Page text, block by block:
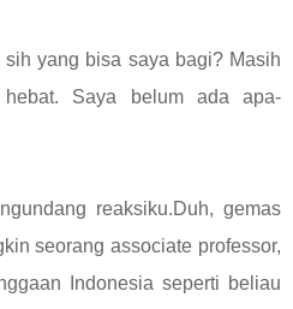
yang bisa saya bagi? Masih
Saya belum ada apa-
reaksiku.Duh, gemas
seorang associate professor,
Indonesia seperti beliau